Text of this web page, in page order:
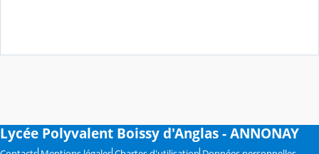
Lycée Polyvalent Boissy d'Anglas - ANNONAY